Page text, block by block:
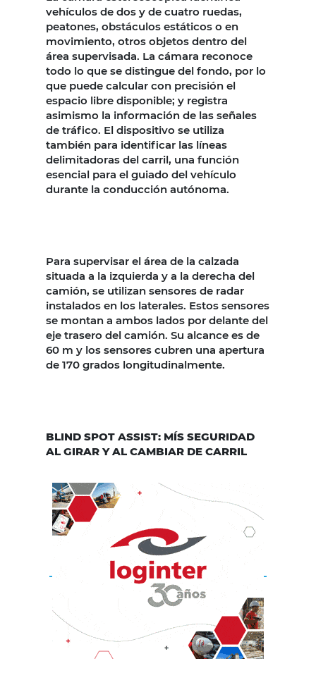
vehículos de dos y de cuatro ruedas,
peatones, obstáculos estáticos o en
movimiento, otros objetos dentro del
área supervisada. La cámara reconoce
todo lo que se distingue del fondo, por lo
que puede calcular con precisión el
espacio libre disponible; y registra
asimismo la información de las señales
de tráfico. El dispositivo se utiliza
también para identificar las líneas
delimitadoras del carril, una función
esencial para el guiado del vehículo
durante la conducción autónoma.
Para supervisar el área de la calzada
situada a la izquierda y a la derecha del
camión, se utilizan sensores de radar
instalados en los laterales. Estos sensores
se montan a ambos lados por delante del
eje trasero del camión. Su alcance es de
60 m y los sensores cubren una apertura
de 170 grados longitudinalmente.
BLIND SPOT ASSIST: MÍS SEGURIDAD
AL GIRAR Y AL CAMBIAR DE CARRIL